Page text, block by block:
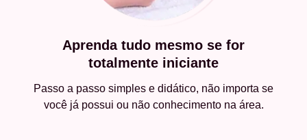
Aprenda tudo mesmo se for
totalmente iniciante
Passo a passo simples e didático, não importa se
você já possui ou não conhecimento na área.